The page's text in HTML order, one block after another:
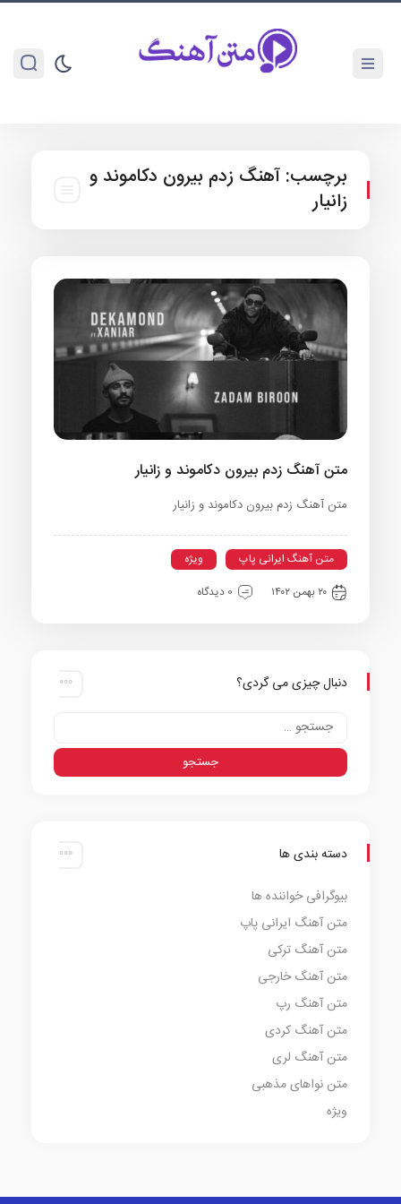
برچسب: آهنگ زدم بیرون دکاموند و
زانیار
متن آهنگ زدم بیرون دکاموند و زانیار
متن آهنگ زدم بیرون دکاموند و زانیار
متن آهنگ ایرانی پاپ
ویژه
۲۰ بهمن ۱۴۰۲
0 دیدگاه
دنبال چیزی می گردی؟
دسته بندی ها
بیوگرافی خواننده ها
متن آهنگ ایرانی پاپ
متن آهنگ ترکی
متن آهنگ خارجی
متن آهنگ رپ
متن آهنگ کردی
متن آهنگ لری
متن نواهای مذهبی
ویژه